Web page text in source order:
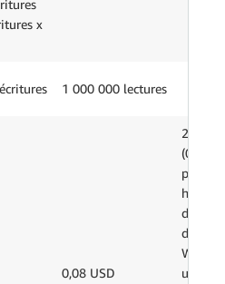
x
1 000 000 lectures
0,08 USD
25,92
par
heure
de
WAL X